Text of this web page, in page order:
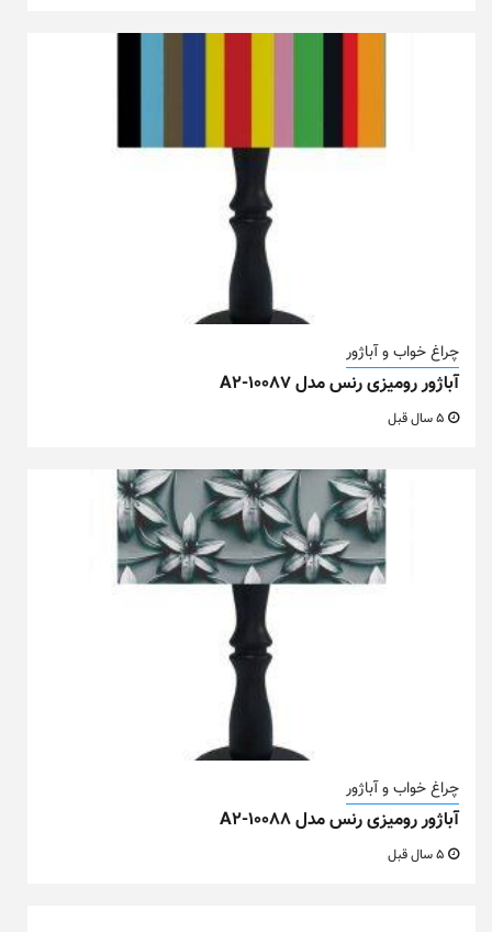
چراغ خواب و آباژور
آباژور رومیزی رنس مدل A2-10087
چراغ خواب و آباژور
آباژور رومیزی رنس مدل A2-10088